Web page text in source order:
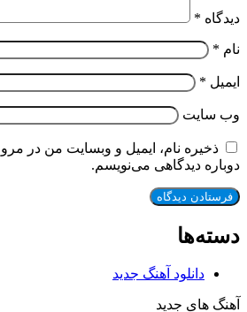
دیدگاه *
نام *
ایمیل *
وب‌ سایت
ذخیره نام، ایمیل و وبسایت من در
دوباره دیدگاهی می‌نویسم.
دسته‌ها
دانلود آهنگ جدید
آهنگ های جدید